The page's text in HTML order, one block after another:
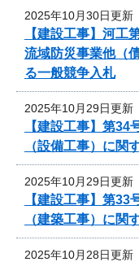
2025年10月30日更新
【建設工事】河
流域防災事業他（
る一般競争入札
2025年10月29日更新
【建設工事】第34
（設備工事）に関
2025年10月29日更新
【建設工事】第33
（建築工事）に関
2025年10月28日更新